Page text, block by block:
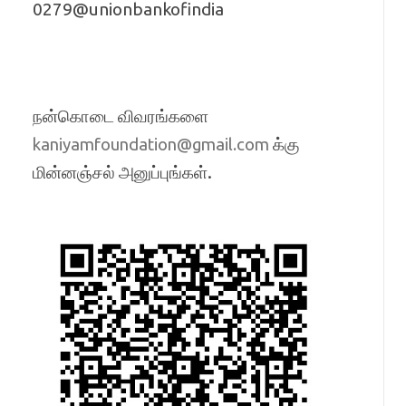
0279@unionbankofindia
நன்கொடை விவரங்களை
kaniyamfoundation@gmail.com க்கு
மின்னஞ்சல் அனுப்புங்கள்.